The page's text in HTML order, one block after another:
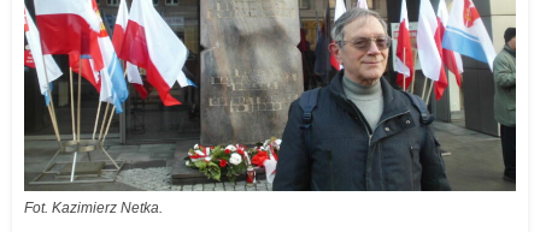
Fot. Kazimierz Netka.